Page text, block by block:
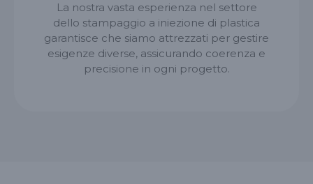
La nostra vasta esperienza nel settore
dello stampaggio a iniezione di plastica
garantisce che siamo attrezzati per gestire
esigenze diverse, assicurando coerenza e
precisione in ogni progetto.